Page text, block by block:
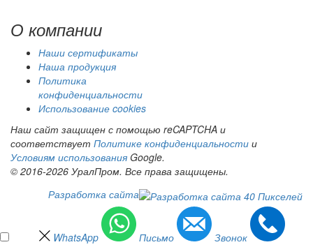
О компании
Наши сертификаты
Наша продукция
Политика
конфиденциальности
Использование cookies
Наш сайт защищен с помощью reCAPTCHA и
соответствует Политике конфиденциальности и
Условиям использования Google.
© 2016-2026 УралПром. Все права защищены.
Разработка сайта
WhatsApp Письмо
Звонок